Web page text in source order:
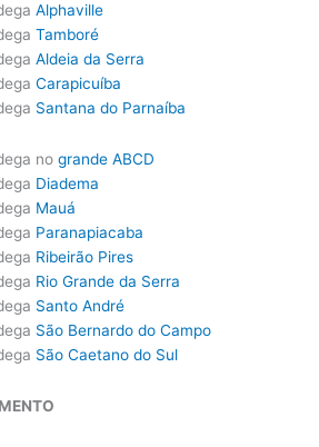
Alphaville
Tamboré
Aldeia da Serra
Carapicuíba
Santana do Parnaíba
nogrande ABCD
Diadema
Mauá
Paranapiacaba
Ribeirão Pires
Rio Grande da Serra
Santo André
São Bernardo do Campo
São Caetano do Sul